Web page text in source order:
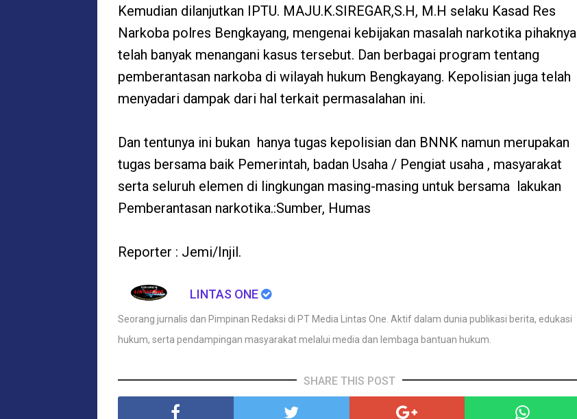
Kemudian dilanjutkan IPTU. MAJU.K.SIREGAR,S.H, M.H selaku Kasad Res
Narkoba polres Bengkayang, mengenai kebijakan masalah narkotika pihaknya
telah banyak menangani kasus tersebut. Dan berbagai program tentang
pemberantasan narkoba di wilayah hukum Bengkayang. Kepolisian juga telah
menyadari dampak dari hal terkait permasalahan ini.
Dan tentunya ini bukan hanya tugas kepolisian dan BNNK namun merupakan
tugas bersama baik Pemerintah, badan Usaha / Pengiat usaha , masyarakat
serta seluruh elemen di lingkungan masing-masing untuk bersama lakukan
Pemberantasan narkotika.:Sumber, Humas
Reporter : Jemi/Injil.
LINTAS ONE
Seorang jurnalis dan Pimpinan Redaksi di PT Media Lintas One. Aktif dalam dunia publikasi berita, edukasi
hukum, serta pendampingan masyarakat melalui media dan lembaga bantuan hukum.
SHARE THIS POST